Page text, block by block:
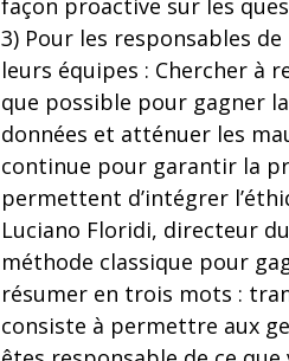
façon proactive sur les
3) Pour les responsables
leurs équipes : Chercher à
que possible pour gagner
données et atténuer les
continue pour garantir la
permettent d’intégrer
Luciano Floridi, directeur
méthode classique pour
résumer en trois mots :
consiste à permettre aux